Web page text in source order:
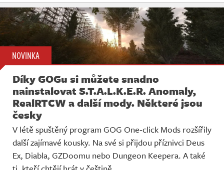
NOVINKA
Díky GOGu si můžete snadno
nainstalovat S.T.A.L.K.E.R. Anomaly,
RealRTCW a další mody. Některé jsou
česky
V létě spuštěný program GOG One-click Mods rozšířily
další zajímavé kousky. Na své si přijdou příznivci Deus
Ex, Diabla, GZDoomu nebo Dungeon Keepera. A také